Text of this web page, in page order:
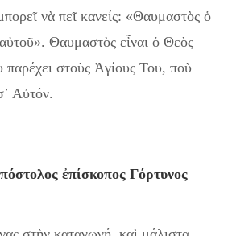
νὰ πεῖ κανείς: «Θαυμαστὸς ὁ
αὐτοῦ». Θαυμαστὸς εἶναι ὁ Θεὸς
παρέχει στοὺς Ἁγίους Του, ποὺ
Αὐτόν.
ἐπίσκοπος Γόρτυνος